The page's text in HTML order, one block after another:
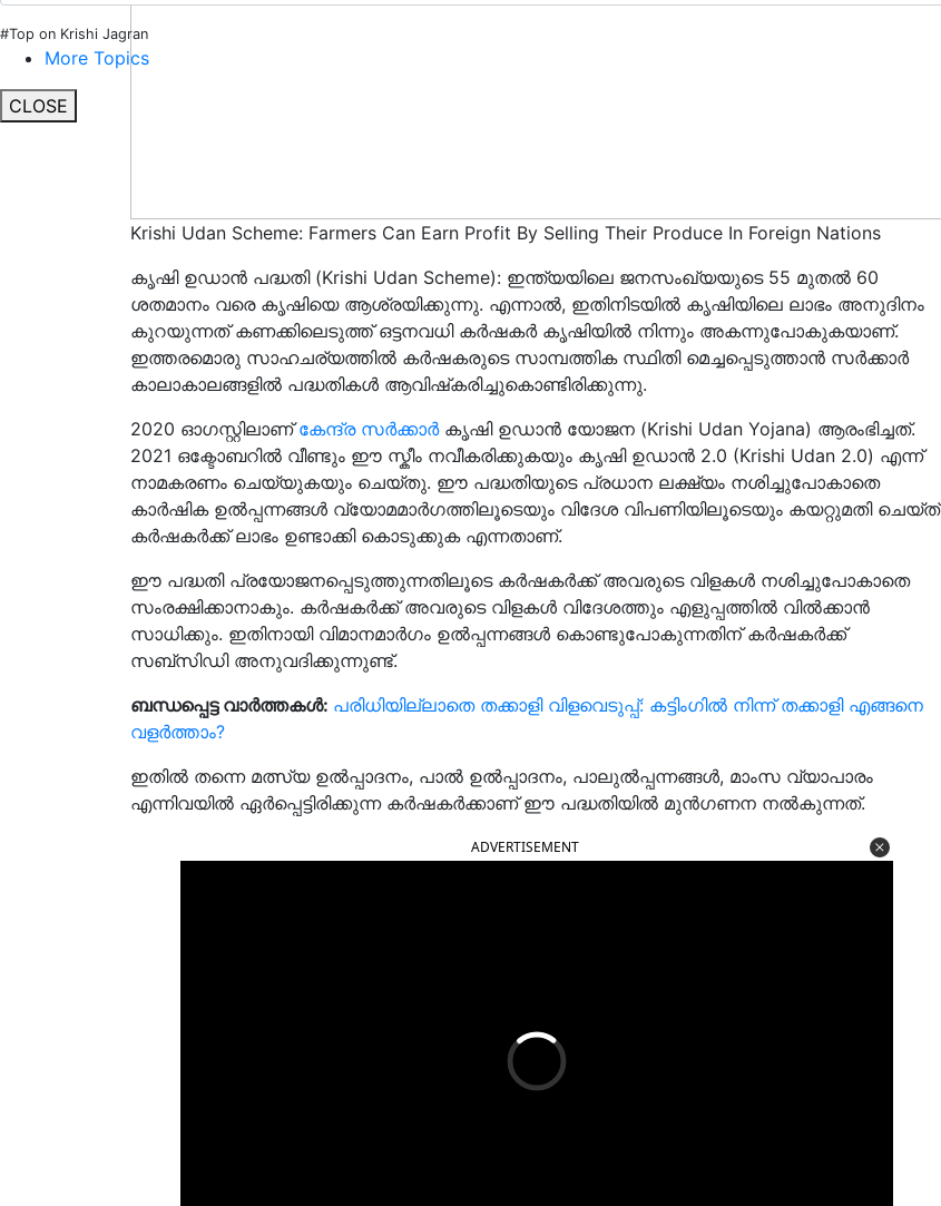
#Top on Krishi Jagran
More Topics
CLOSE
Krishi Udan Scheme: Farmers Can Earn Profit By Selling Their Produce In Foreign Nations
കൃഷി ഉഡാൻ പദ്ധതി (Krishi Udan Scheme): ഇന്ത്യയിലെ ജനസംഖ്യയുടെ 55 മുതൽ 60
ശതമാനം വരെ കൃഷിയെ ആശ്രയിക്കുന്നു. എന്നാൽ, ഇതിനിടയിൽ കൃഷിയിലെ ലാഭം അനുദിനം
കുറയുന്നത് കണക്കിലെടുത്ത് ഒട്ടനവധി കർഷകർ കൃഷിയിൽ നിന്നും അകന്നുപോകുകയാണ്.
ഇത്തരമൊരു സാഹചര്യത്തിൽ കർഷകരുടെ സാമ്പത്തിക സ്ഥിതി മെച്ചപ്പെടുത്താൻ സർക്കാർ
കാലാകാലങ്ങളിൽ പദ്ധതികൾ ആവിഷ്‌കരിച്ചുകൊണ്ടിരിക്കുന്നു.
2020 ഓഗസ്റ്റിലാണ്കേന്ദ്ര സർക്കാർകൃഷി ഉഡാൻ യോജന (Krishi Udan Yojana) ആരംഭിച്ചത്.
2021 ഒക്ടോബറിൽ വീണ്ടും ഈ സ്കീം നവീകരിക്കുകയും കൃഷി ഉഡാൻ 2.0 (Krishi Udan 2.0) എന്ന്
നാമകരണം ചെയ്യുകയും ചെയ്തു. ഈ പദ്ധതിയുടെ പ്രധാന ലക്ഷ്യം നശിച്ചുപോകാതെ
കാർഷിക ഉൽപ്പന്നങ്ങൾ വ്യോമമാർഗത്തിലൂടെയും വിദേശ വിപണിയിലൂടെയും കയറ്റുമതി ചെയ്ത്
കർഷകർക്ക് ലാഭം ഉണ്ടാക്കി കൊടുക്കുക എന്നതാണ്.
ഈ പദ്ധതി പ്രയോജനപ്പെടുത്തുന്നതിലൂടെ കർഷകർക്ക് അവരുടെ വിളകൾ നശിച്ചുപോകാതെ
സംരക്ഷിക്കാനാകും. കർഷകർക്ക് അവരുടെ വിളകൾ വിദേശത്തും എളുപ്പത്തിൽ വിൽക്കാൻ
സാധിക്കും. ഇതിനായി വിമാനമാർഗം ഉൽപ്പന്നങ്ങൾ കൊണ്ടുപോകുന്നതിന് കർഷകർക്ക്
സബ്‌സിഡി അനുവദിക്കുന്നുണ്ട്.
ബന്ധപ്പെട്ട വാർത്തകൾ: പരിധിയില്ലാതെ തക്കാളി വിളവെടുപ്പ്: കട്ടിംഗിൽ നിന്ന് തക്കാളി എങ്ങനെ
വളർത്താം?
ഇതിൽ തന്നെ മത്സ്യ ഉൽപ്പാദനം, പാൽ ഉൽപ്പാദനം, പാലുൽപ്പന്നങ്ങൾ, മാംസ വ്യാപാരം
എന്നിവയിൽ ഏർപ്പെട്ടിരിക്കുന്ന കർഷകർക്കാണ് ഈ പദ്ധതിയിൽ മുൻഗണന നൽകുന്നത്.
ADVERTISEMENT